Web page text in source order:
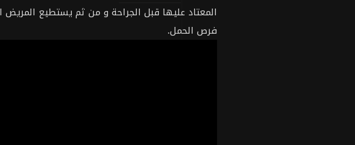
المعتاد عليها قبل الجراحة و من ثم يستطيع
فرص الحمل.